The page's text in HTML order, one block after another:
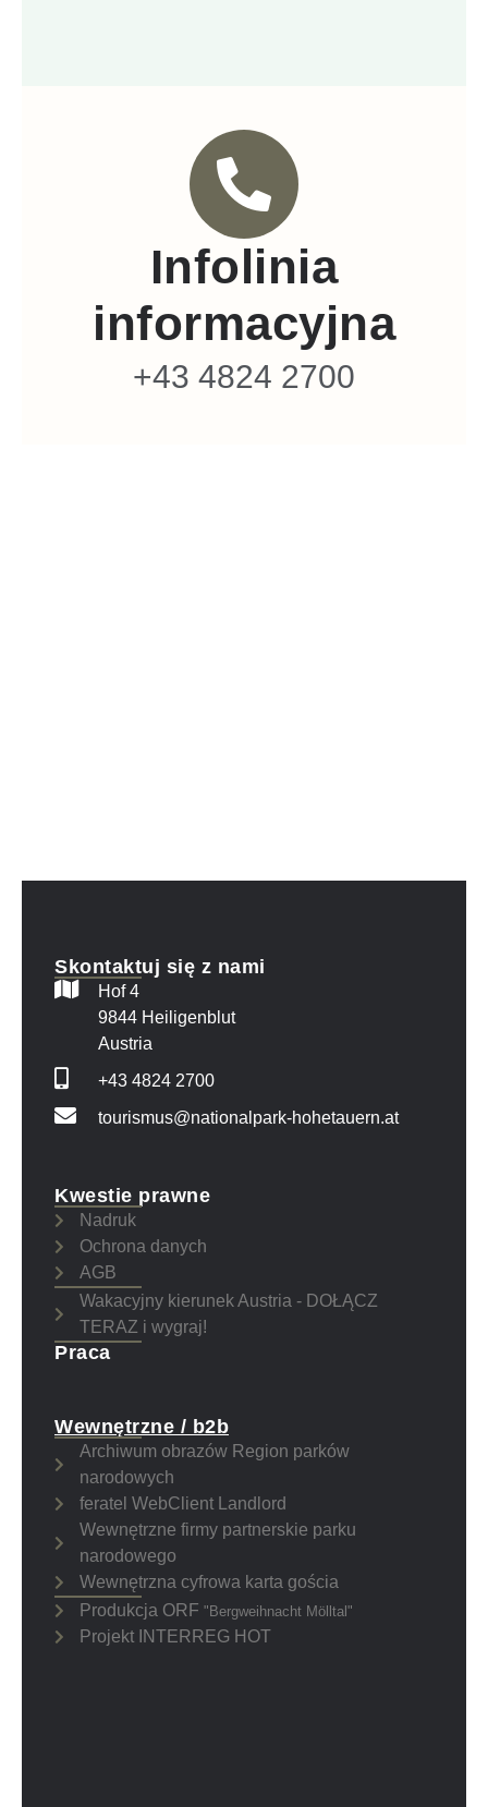
Infolinia
informacyjna
+43 4824 2700
Skontaktuj się z nami
Hof 4
9844 Heiligenblut
Austria
+43 4824 2700
tourismus@nationalpark-hohetauern.at
Kwestie prawne
Nadruk
Ochrona danych
AGB
Wakacyjny kierunek Austria - DOŁĄCZ
TERAZ i wygraj!
Praca
Wewnętrzne / b2b
Archiwum obrazów Region parków
narodowych
feratel WebClient Landlord
Wewnętrzne firmy partnerskie parku
narodowego
Wewnętrzna cyfrowa karta gościa
Produkcja ORF "Bergweihnacht Mölltal"
Projekt INTERREG HOT